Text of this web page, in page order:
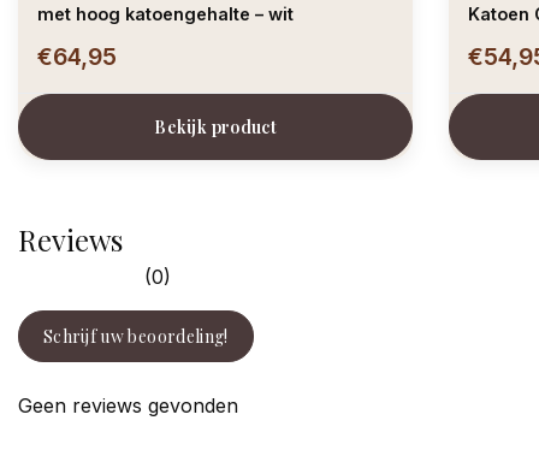
met hoog katoengehalte – wit
€64,95
Bekijk product
Katoen
Reviews
(0)
Schrijf uw beoordeling!
Geen reviews gevonden